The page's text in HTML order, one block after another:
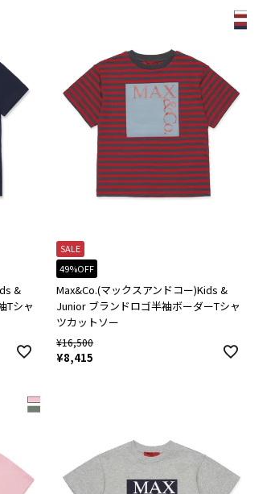
&
Tシャ
SALE
49%OFF
Max&Co.(マックスアンドコー)Kids &
Junior ブランドロゴ半袖ボーダーTシャ
ツカットソー
¥16,500
¥8,415